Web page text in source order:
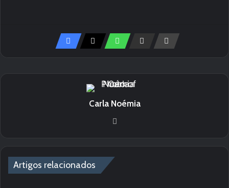
Carla Noémia
Artigos relacionados